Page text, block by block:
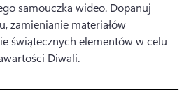
samouczka wideo. Dopanuj
zamienianie materiałów
świątecznych elementów w celu
Diwali.